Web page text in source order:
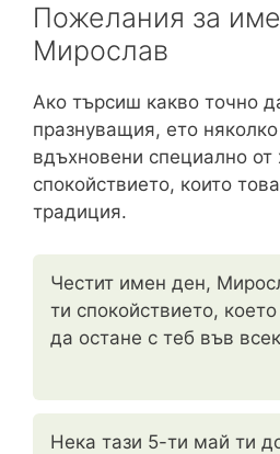
Пожелания за
Мирослав
Ако търсиш какво точно
празнуващия, ето
вдъхновени специално от
спокойствието, които
традиция.
Честит имен ден,
ти спокойствието,
да остане с теб във
Нека тази 5-ти май ти